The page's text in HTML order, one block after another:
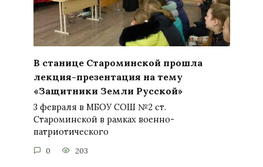
В станице Староминской прошла
лекция-презентация на тему
«Защитники Земли Русской»
3 февраля в МБОУ СОШ №2 ст.
Староминской в рамках военно-
патриотического
0 203